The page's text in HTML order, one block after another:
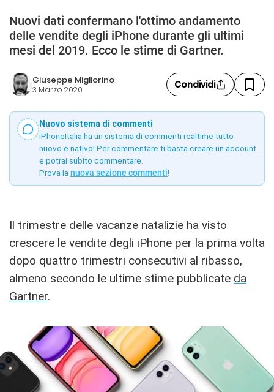
Nuovi dati confermano l'ottimo andamento
delle vendite degli iPhone durante gli ultimi
mesi del 2019. Ecco le stime di Gartner.
Giuseppe Migliorino
3 Marzo 2020 Condividi
Nuovo sistema di commenti
iPhoneItalia ha un sistema di commenti realtime tutto
nuovo e nativo! Per commentare ti basta creare un account
e potrai subito commentare.
Prova la nuova sezione commenti!
Il trimestre delle vacanze natalizie ha visto
crescere le vendite degli iPhone per la prima volta
dopo quattro trimestri consecutivi al ribasso,
almeno secondo le ultime stime pubblicate da
Gartner.